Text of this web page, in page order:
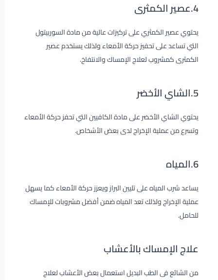
4.عصير الكمثرى
يحتوي عصير الكمثري على تركيزات عالية من مادة السوربيتول
التي تساعد على تحفيز حركة الأمعاء ولذلك يستخدم عصير
الكمثرى كمشروب لعلاج الإمساك والانتفاخ.
5.الشاي الأخضر
يحتوي الشاي الأخضر على مادة الكافيين التي تحفز حركة الأمعاء
وتسرع من عملية الإخراج لدى بعض الأشخاص.
6.المياه
يساعد شرب المياه على تليين البراز ويعزز حركة الأمعاء كما يسهل
عملية الإخراج ولذلك تعد المياه ضمن أفضل مشروبات للإمساك
للحامل.
علاج الإمساك بالأعشاب
من الشائع فى الطب البديل استعمال بعض الأعشاب لعلاج